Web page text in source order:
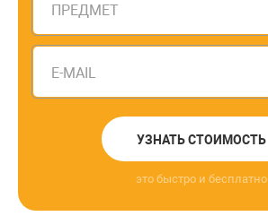
ПРЕДМЕТ
E-MAIL
УЗНАТЬ СТОИМОСТЬ
это быстро и бесплатно